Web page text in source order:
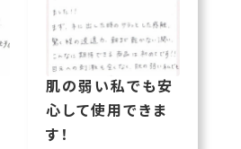
肌の弱い私でも安
心して使用できま
す！